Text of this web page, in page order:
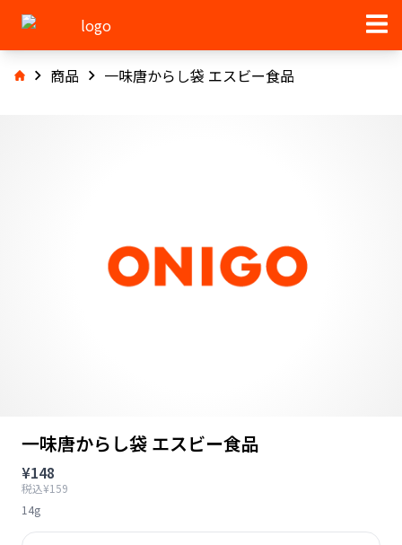
商品 一味唐からし袋 エスビー食品
一味唐からし袋 エスビー食品
¥148
税込¥159
14g